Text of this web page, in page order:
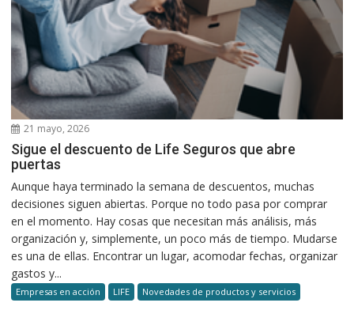
21 mayo, 2026
Sigue el descuento de Life Seguros que abre
puertas
Aunque haya terminado la semana de descuentos, muchas
decisiones siguen abiertas. Porque no todo pasa por comprar
en el momento. Hay cosas que necesitan más análisis, más
organización y, simplemente, un poco más de tiempo. Mudarse
es una de ellas. Encontrar un lugar, acomodar fechas, organizar
gastos y...
Empresas en acción LIFE Novedades de productos y servicios